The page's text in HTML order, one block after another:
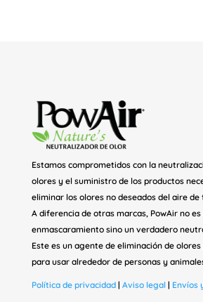
Estamos comprometidos con la
olores y el suministro de los productos
eliminar los olores no deseados del aire
A diferencia de otras marcas, PowAir no
enmascaramiento sino un verdadero
Este es un agente de eliminación de
para usar alrededor de personas y
Política de privacidad| Aviso legal| Envíos